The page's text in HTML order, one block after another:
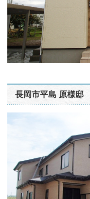
長岡市平島 原様邸